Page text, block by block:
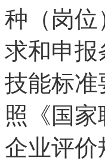
种（岗位
求和申报
技能标准
照《国
企业评